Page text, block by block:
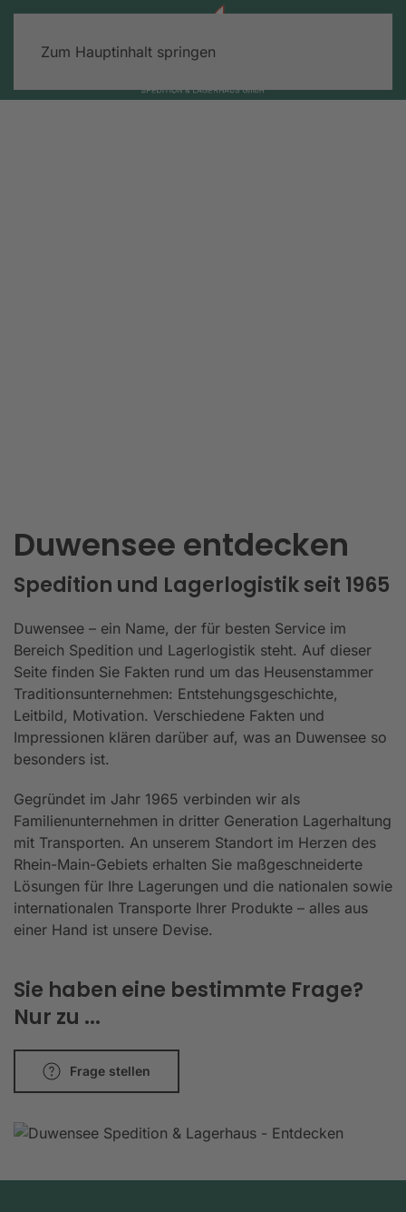
Zum Hauptinhalt springen
Duwensee entdecken
Spedition und Lagerlogistik seit 1965
Duwensee – ein Name, der für besten Service im
Bereich Spedition und Lagerlogistik steht. Auf dieser
Seite finden Sie Fakten rund um das Heusenstammer
Traditionsunternehmen: Entstehungsgeschichte,
Leitbild, Motivation. Verschiedene Fakten und
Impressionen klären darüber auf, was an Duwensee so
besonders ist.
Gegründet im Jahr 1965 verbinden wir als
Familienunternehmen in dritter Generation Lagerhaltung
mit Transporten. An unserem Standort im Herzen des
Rhein-Main-Gebiets erhalten Sie maßgeschneiderte
Lösungen für Ihre Lagerungen und die nationalen sowie
internationalen Transporte Ihrer Produkte – alles aus
einer Hand ist unsere Devise.
Sie haben eine bestimmte Frage?
Nur zu ...
Frage stellen